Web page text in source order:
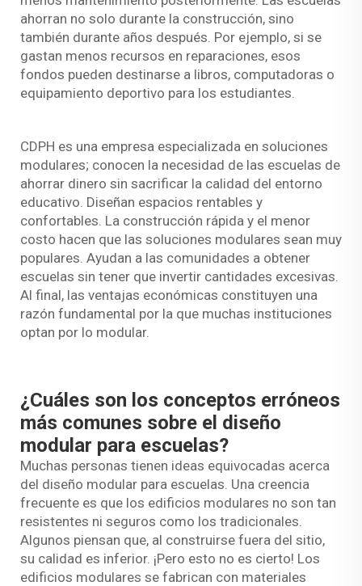
ahorran no solo durante la construcción, sino
también durante años después. Por ejemplo, si se
gastan menos recursos en reparaciones, esos
fondos pueden destinarse a libros, computadoras o
equipamiento deportivo para los estudiantes.
CDPH es una empresa especializada en soluciones
modulares; conocen la necesidad de las escuelas de
ahorrar dinero sin sacrificar la calidad del entorno
educativo. Diseñan espacios rentables y
confortables. La construcción rápida y el menor
costo hacen que las soluciones modulares sean muy
populares. Ayudan a las comunidades a obtener
escuelas sin tener que invertir cantidades excesivas.
Al final, las ventajas económicas constituyen una
razón fundamental por la que muchas instituciones
optan por lo modular.
¿Cuáles son los conceptos erróneos
más comunes sobre el diseño
modular para escuelas?
Muchas personas tienen ideas equivocadas acerca
del diseño modular para escuelas. Una creencia
frecuente es que los edificios modulares no son tan
resistentes ni seguros como los tradicionales.
Algunos piensan que, al construirse fuera del sitio,
su calidad es inferior. ¡Pero esto no es cierto! Los
edificios modulares se fabrican con materiales